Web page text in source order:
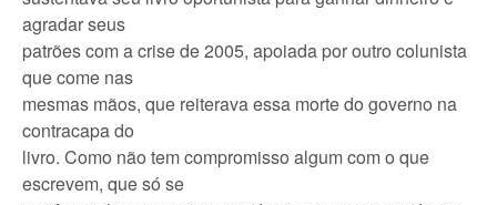
agradar seus
patrões com a crise de 2005, apoiada por outro colunista
que come nas
mesmas mãos, que reiterava essa morte do governo na
contracapa do
livro. Como não tem compromisso algum com o que
escrevem, que só se